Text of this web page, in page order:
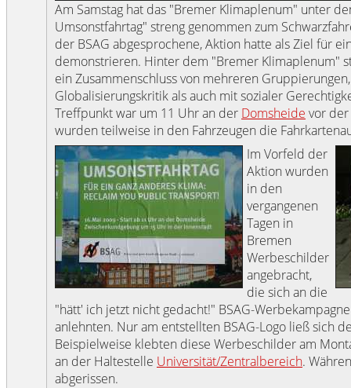
Am Samstag hat das "Bremer Klimaplenum" unter
Umsonstfahrtag" streng genommen zum
der BSAG abgesprochene, Aktion hatte als Ziel für
demonstrieren. Hinter dem "Bremer Klimaplenum"
ein Zusammenschluss von mehreren
Globalisierungskritik als auch mit sozialer
Treffpunkt war um 11 Uhr an der Domsheide vor
wurden teilweise in den Fahrzeugen die
Im Vorfeld der
Aktion wurden
in den
vergangenen
Tagen in
Bremen
Werbeschilder
angebracht,
die sich an die
"hätt' ich jetzt nicht gedacht!" BSAG-
anlehnten. Nur am entstellten BSAG-Logo ließ sich
Beispielweise klebten diese Werbeschilder am
an der Haltestelle Universität/Zentralbereich.
abgerissen.